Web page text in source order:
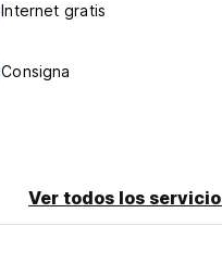
Internet gratis
Consigna
Ver todos los